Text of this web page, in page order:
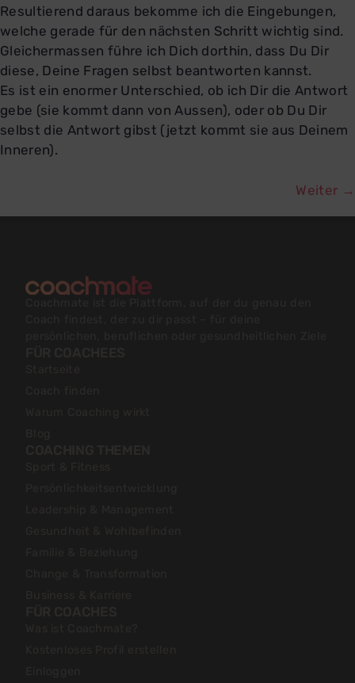
Resultierend daraus bekomme ich die Eingebungen,
welche gerade für den nächsten Schritt wichtig sind.
Gleichermassen führe ich Dich dorthin, dass Du Dir
diese, Deine Fragen selbst beantworten kannst.
Es ist ein enormer Unterschied, ob ich Dir die Antwort
gebe (sie kommt dann von Aussen), oder ob Du Dir
selbst die Antwort gibst (jetzt kommt sie aus Deinem
Inneren).
Weiter →